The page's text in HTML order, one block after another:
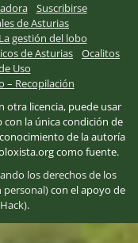
Suscribirse
de Asturias
La gestión del lobo
de Asturias
Ocalitos
Uso
– Recopilación
otra licencia, puede usar
la única condición de
de la autoría
como fuente.
los derechos de los
personal)con el apoyo de
.